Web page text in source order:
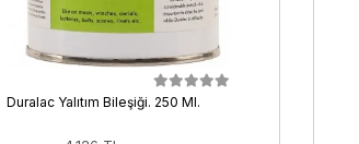
Duralac Yalıtım Bileşiği. 250 Ml.